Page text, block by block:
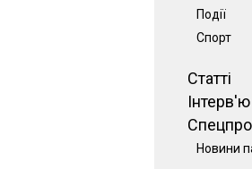
Події
Спорт
Статті
Інтерв'ю
Новини